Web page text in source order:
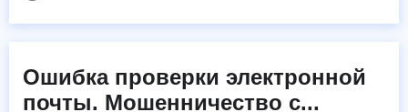
Ошибка проверки электронной
почты. Мошенничество с...